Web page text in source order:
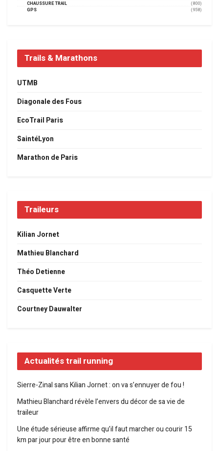
CHAUSSURE TRAIL
(800)
GPS
(958)
Trails & Marathons
UTMB
Diagonale des Fous
EcoTrail Paris
SaintéLyon
Marathon de Paris
Traileurs
Kilian Jornet
Mathieu Blanchard
Théo Detienne
Casquette Verte
Courtney Dauwalter
Actualités trail running
Sierre-Zinal sans Kilian Jornet : on va s’ennuyer de fou !
Mathieu Blanchard révèle l’envers du décor de sa vie de
traileur
Une étude sérieuse affirme qu’il faut marcher ou courir 15
km par jour pour être en bonne santé